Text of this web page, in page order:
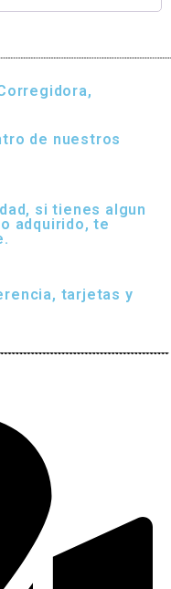
de nuestros
si tienes algun
adquirido, te
tarjetas y